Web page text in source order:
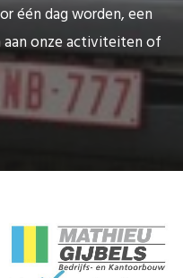
één dag worden, een
onze activiteiten of